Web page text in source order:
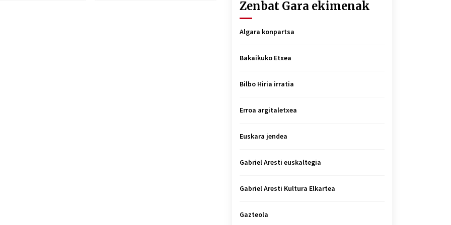
Zenbat Gara ekimenak
Algara konpartsa
Bakaikuko Etxea
Bilbo Hiria irratia
Erroa argitaletxea
Euskara jendea
Gabriel Aresti euskaltegia
Gabriel Aresti Kultura Elkartea
Gazteola